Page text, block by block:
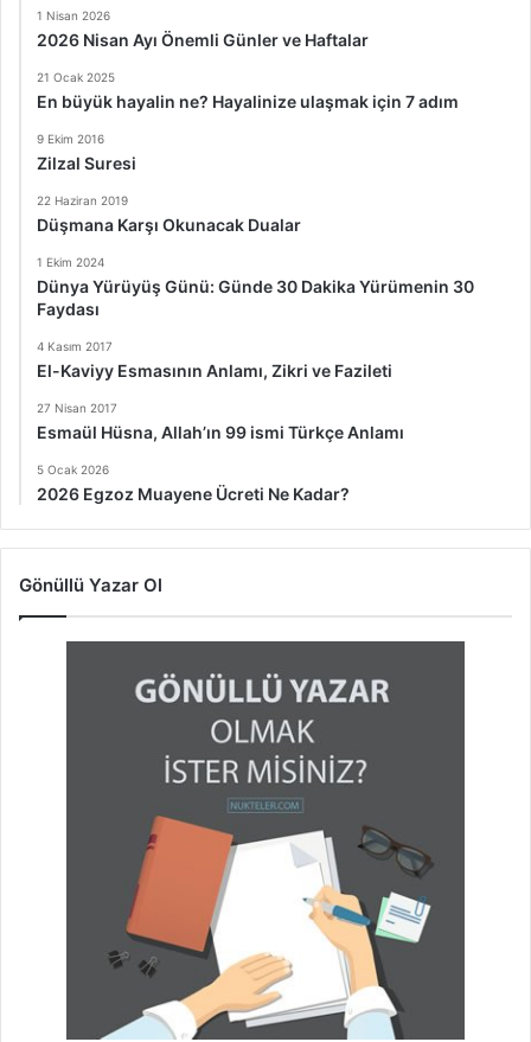
1 Nisan 2026
2026 Nisan Ayı Önemli Günler ve Haftalar
21 Ocak 2025
En büyük hayalin ne? Hayalinize ulaşmak için 7 adım
9 Ekim 2016
Zilzal Suresi
22 Haziran 2019
Düşmana Karşı Okunacak Dualar
1 Ekim 2024
Dünya Yürüyüş Günü: Günde 30 Dakika Yürümenin 30
Faydası
4 Kasım 2017
El-Kaviyy Esmasının Anlamı, Zikri ve Fazileti
27 Nisan 2017
Esmaül Hüsna, Allah’ın 99 ismi Türkçe Anlamı
5 Ocak 2026
2026 Egzoz Muayene Ücreti Ne Kadar?
Gönüllü Yazar Ol